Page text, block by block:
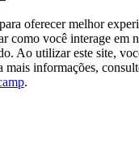
oferecer melhor
como você interage em
Ao utilizar este site,
mais informações,
.